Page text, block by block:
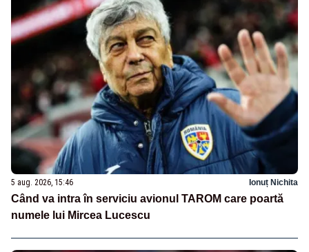
5 aug. 2026, 15:46 Ionuț Nichita
Când va intra în serviciu avionul TAROM care poartă
numele lui Mircea Lucescu